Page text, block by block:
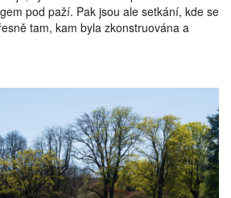
pod paží. Pak jsou ale setkání, kde se
tam, kam byla zkonstruována a